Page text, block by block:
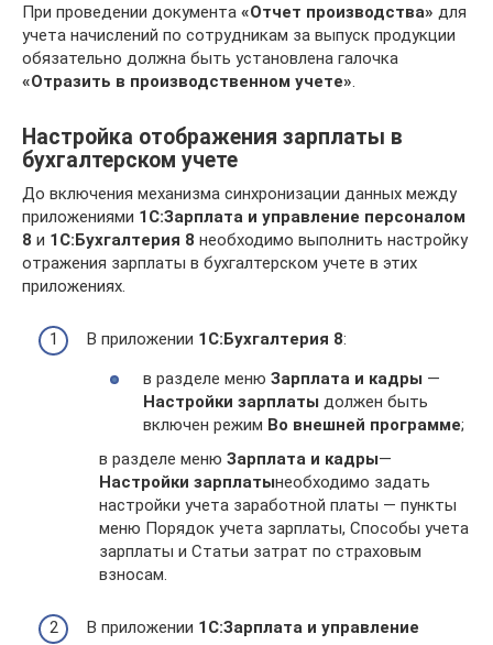
При проведении документа «Отчет производства» для
учета начислений по сотрудникам за выпуск продукции
обязательно должна быть установлена галочка
«Отразить в производственном учете»
Настройка отображения зарплаты в
бухгалтерском учете
До включения механизма синхронизации данных между
приложениями 1C:Зарплата и управление персоналом
8 и 1C:Бухгалтерия 8 необходимо выполнить настройку
отражения зарплаты в бухгалтерском учете в этих
приложениях.
В приложении 1С:Бухгалтерия 8:
в разделе меню Зарплата и кадры —
Настройки зарплаты должен быть
включен режим Во внешней программе;
в разделе меню Зарплата и кадры—
Настройки зарплатынеобходимо задать
настройки учета заработной платы — пункты
меню Порядок учета зарплаты, Способы учета
зарплаты и Статьи затрат по страховым
взносам.
В приложении 1С:Зарплата и управление